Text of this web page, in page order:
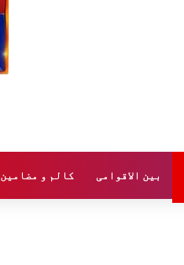
کالم و مضامین بین الاقوامی